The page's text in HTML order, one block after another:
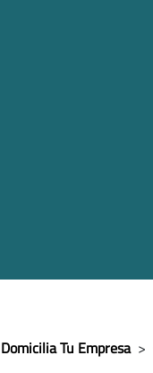
Domicilia Tu Empresa >